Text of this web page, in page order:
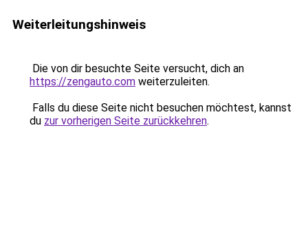
Weiterleitungshinweis
Die von dir besuchte Seite versucht, dich an
https://zengauto.com weiterzuleiten.
Falls du diese Seite nicht besuchen möchtest, kannst
du zur vorherigen Seite zurückkehren.